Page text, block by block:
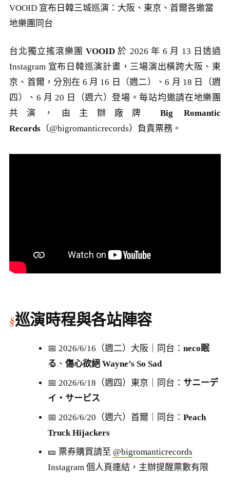
VOOID 宣布日韓三城巡演：大阪、東京、首爾各邀當
地樂團同台
台北獨立搖滾樂團VOOID 於 2026 年 6 月 13 日透過
Instagram 宣布日韓巡演計畫，三場演出橫跨大阪、東
京、首爾，分別在 6 月 16 日（週二）、6 月 18 日（週
四）、6 月 20 日（週六）登場。每站均邀請在地樂團
共演，由主辦廠牌 Big Romantic
Records （@bigromanticrecords）負責票務。
巡演時程與各站陣容
📅 2026/6/16（週二）大阪｜同台： neco眠
る 、 傷心欲絕 Wayne’s So Sad
📅 2026/6/18（週四）東京｜同台： サニーデ
イ・サービス
📅 2026/6/20（週六）首爾｜同台： Peach
Truck Hijackers
🎫 票券購買請至 @bigromanticrecords
Instagram 個人頁連結，主辦提醒票數有限